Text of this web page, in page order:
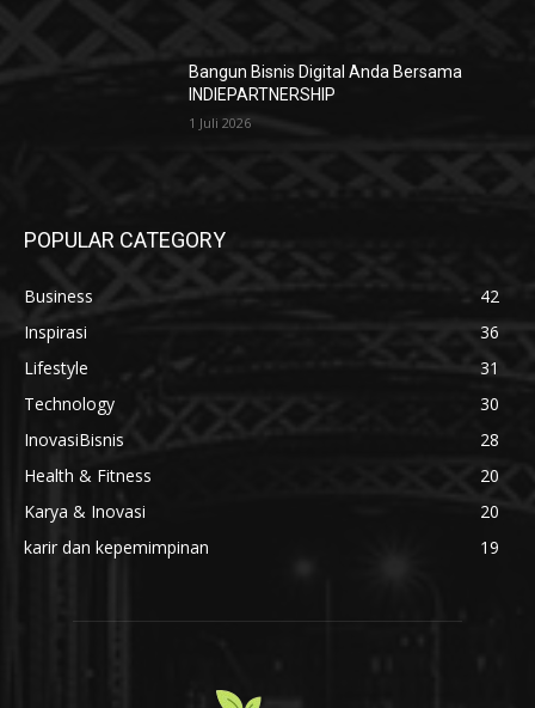
Bangun Bisnis Digital Anda Bersama
INDIEPARTNERSHIP
1 Juli 2026
POPULAR CATEGORY
Business
42
Inspirasi
36
Lifestyle
31
Technology
30
InovasiBisnis
28
Health & Fitness
20
Karya & Inovasi
20
karir dan kepemimpinan
19